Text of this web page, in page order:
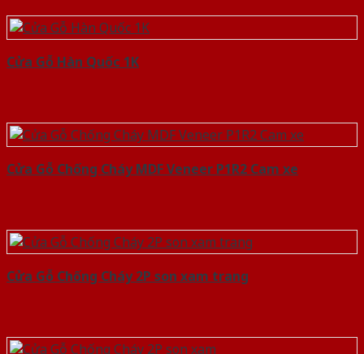
Cửa Gỗ Hàn Quốc 1K
Cửa Gỗ Chống Cháy MDF Veneer P1R2 Cam xe
Cửa Gỗ Chống Cháy 2P son xam trang